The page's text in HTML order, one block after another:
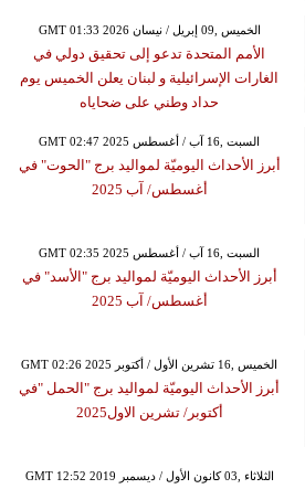
GMT 01:33 2026 الخميس ,09 إبريل / نيسان
الأمم المتحدة تدعو إلى تحقيق دولي في
الغارات الإسرائيلية و لبنان يعلن الخميس يوم
حداد وطني على ضحاياه
GMT 02:47 2025 السبت ,16 آب / أغسطس
أبرز الأحداث اليوميّة لمواليد برج "الحوت" في
أغسطس/ آب 2025
GMT 02:35 2025 السبت ,16 آب / أغسطس
أبرز الأحداث اليوميّة لمواليد برج "الأسد" في
أغسطس/ آب 2025
GMT 02:26 2025 الخميس ,16 تشرين الأول / أكتوبر
أبرز الأحداث اليوميّة لمواليد برج "الحمل "في
أكتوبر/ تشرين الاول2025
GMT 12:52 2019 الثلاثاء ,03 كانون الأول / ديسمبر